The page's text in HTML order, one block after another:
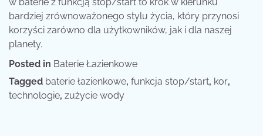
bardziej zrównoważonego stylu życia, który przynosi
korzyści zarówno dla użytkowników, jak i dla naszej
planety.
Posted in Baterie Łazienkowe
Tagged baterie łazienkowe, funkcja stop/start, kor,
technologie, zużycie wody